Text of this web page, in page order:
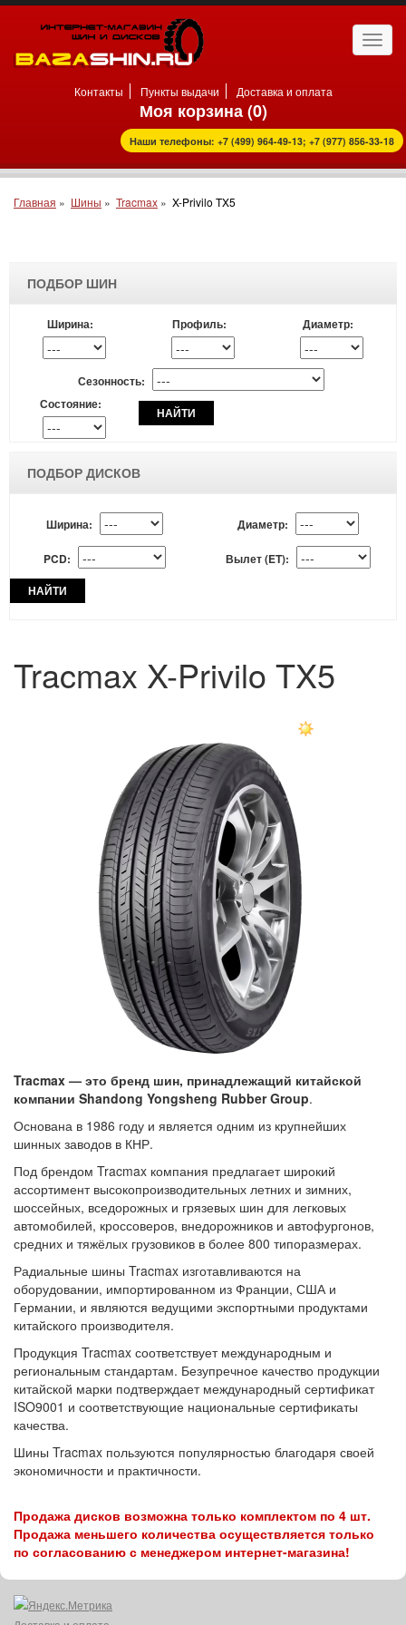
Контакты Пункты выдачи Доставка и оплата
Моя корзина (0)
Наши телефоны: +7 (499) 964-49-13; +7 (977) 856-33-18
Главная » Шины » Tracmax » X-Privilo TX5
ПОДБОР ШИН
Ширина: Профиль: Диаметр:
Сезонность:
Состояние:
НАЙТИ
ПОДБОР ДИСКОВ
Ширина: Диаметр:
PCD:
Вылет (ET):
НАЙТИ
Tracmax X-Privilo TX5
Tracmax — это бренд шин, принадлежащий китайской
компании Shandong Yongsheng Rubber Group.
Основана в 1986 году и является одним из крупнейших
шинных заводов в КНР.
Под брендом Tracmax компания предлагает широкий
ассортимент высокопроизводительных летних и зимних,
шоссейных, вседорожных и грязевых шин для легковых
автомобилей, кроссоверов, внедорожников и автофургонов,
средних и тяжёлых грузовиков в более 800 типоразмерах.
Радиальные шины Tracmax изготавливаются на
оборудовании, импортированном из Франции, США и
Германии, и являются ведущими экспортными продуктами
китайского производителя.
Продукция Tracmax соответствует международным и
региональным стандартам. Безупречное качество продукции
китайской марки подтверждает международный сертификат
ISO9001 и соответствующие национальные сертификаты
качества.
Шины Tracmax пользуются популярностью благодаря своей
экономичности и практичности.
Продажа дисков возможна только комплектом по 4 шт.
Продажа меньшего количества осуществляется только
по согласованию с менеджером интернет-магазина!